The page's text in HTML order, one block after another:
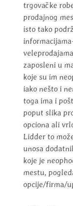
trgovačke
prodajnog
isto tako
zaposleni u
koje su im
iako nešto i
toga ima i
poput slika
opciona ali
Lidder to
unosa
koje je
mestu,
opcije/firma/